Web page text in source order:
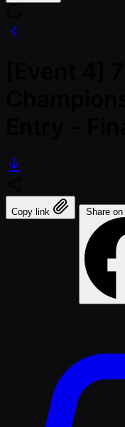
Copy link Share